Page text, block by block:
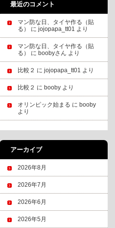
最近のコメント
マン防な日、タイヤ作る（貼
る）
に jojopapa_tt01 より
マン防な日、タイヤ作る（貼
る）
に boobyさん より
比較２ に jojopapa_tt01 より
比較２ に booby より
オリンピック始まる に booby
より
アーカイブ
2026年8月
2026年7月
2026年6月
2026年5月